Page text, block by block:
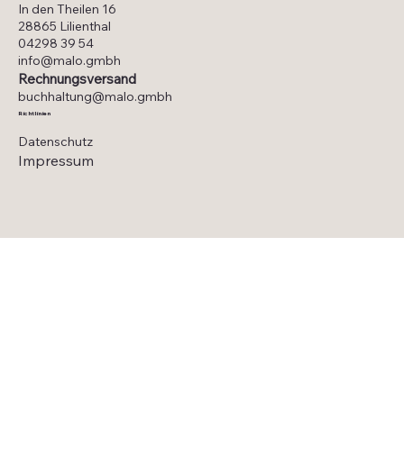
In den Theilen 16
28865 Lilienthal
04298 39 54
info@malo.gmbh
Rechnungsversand
buchhaltung@malo.gmbh
Richtlinien
Datenschutz
Impressum